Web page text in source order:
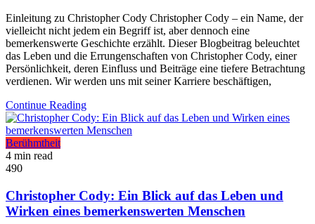
Einleitung zu Christopher Cody Christopher Cody – ein Name, der
vielleicht nicht jedem ein Begriff ist, aber dennoch eine
bemerkenswerte Geschichte erzählt. Dieser Blogbeitrag beleuchtet
das Leben und die Errungenschaften von Christopher Cody, einer
Persönlichkeit, deren Einfluss und Beiträge eine tiefere Betrachtung
verdienen. Wir werden uns mit seiner Karriere beschäftigen,
Continue Reading
Berühmtheit
4 min read
490
Christopher Cody: Ein Blick auf das Leben und
Wirken eines bemerkenswerten Menschen